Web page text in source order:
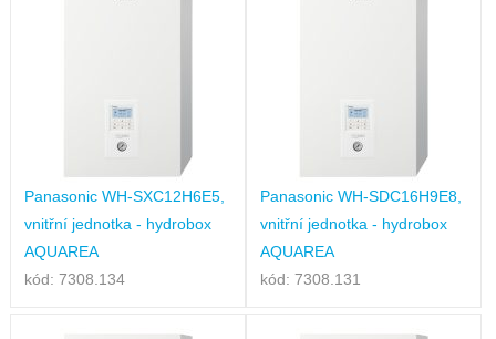
Panasonic WH-SXC12H6E5,
vnitřní jednotka - hydrobox
AQUAREA
kód: 7308.134
Panasonic WH-SDC16H9E8,
vnitřní jednotka - hydrobox
AQUAREA
kód: 7308.131